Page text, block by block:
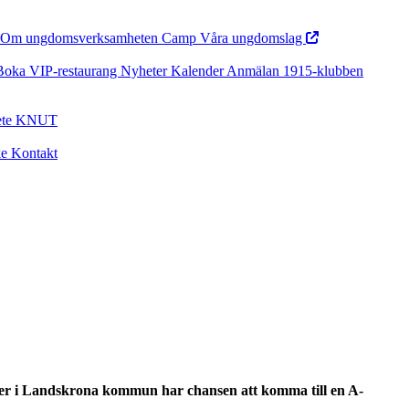
Om ungdomsverksamheten Camp Våra ungdomslag
VIP-restaurang NyheterKalenderAnmälan 1915-klubben
KNUT
Kontakt
i Landskrona kommun har chansen att komma till en A-